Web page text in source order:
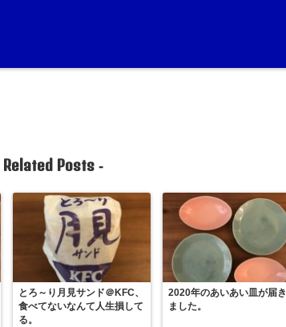
Related Posts-
とろ～り月見サンド＠KFC、
食べてないなんて人生損して
る。
2020年のあいあい皿が届き
ました。